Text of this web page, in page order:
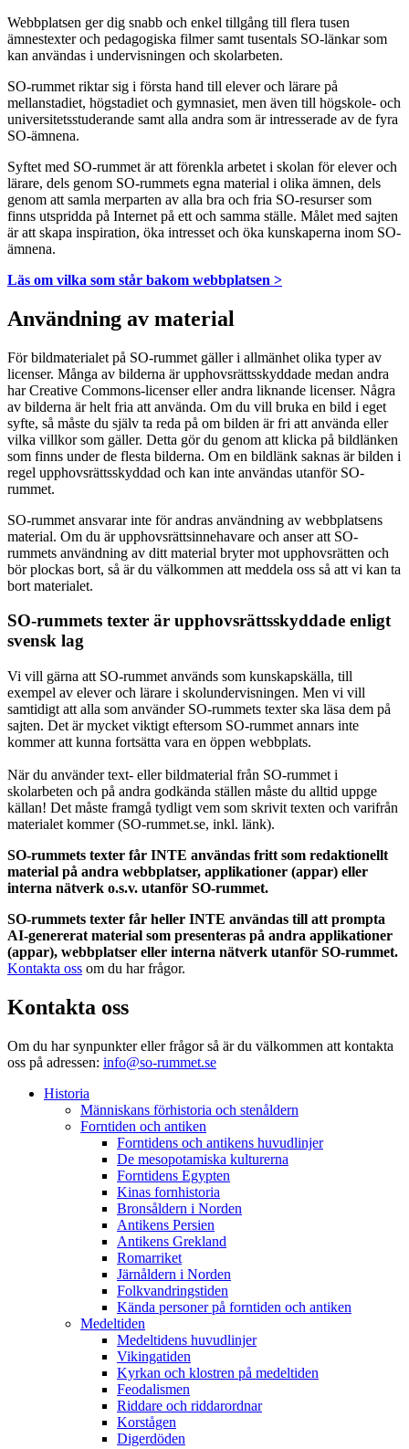
Webbplatsen ger dig snabb och enkel tillgång till flera tusen
ämnestexter och pedagogiska filmer samt tusentals SO-länkar som
kan användas i undervisningen och skolarbeten.
SO-rummet riktar sig i första hand till elever och lärare på
mellanstadiet, högstadiet och gymnasiet, men även till högskole- och
universitetsstuderande samt alla andra som är intresserade av de fyra
SO-ämnena.
Syftet med SO-rummet är att förenkla arbetet i skolan för elever och
lärare, dels genom SO-rummets egna material i olika ämnen, dels
genom att samla merparten av alla bra och fria SO-resurser som
finns utspridda på Internet på ett och samma ställe. Målet med sajten
är att skapa inspiration, öka intresset och öka kunskaperna inom SO-
ämnena.
Läs om vilka som står bakom webbplatsen >
Användning av material
För bildmaterialet på SO-rummet gäller i allmänhet olika typer av
licenser. Många av bilderna är upphovsrättsskyddade medan andra
har Creative Commons-licenser eller andra liknande licenser. Några
av bilderna är helt fria att använda. Om du vill bruka en bild i eget
syfte, så måste du själv ta reda på om bilden är fri att använda eller
vilka villkor som gäller. Detta gör du genom att klicka på bildlänken
som finns under de flesta bilderna. Om en bildlänk saknas är bilden i
regel upphovsrättsskyddad och kan inte användas utanför SO-
rummet.
SO-rummet ansvarar inte för andras användning av webbplatsens
material. Om du är upphovsrättsinnehavare och anser att SO-
rummets användning av ditt material bryter mot upphovsrätten och
bör plockas bort, så är du välkommen att meddela oss så att vi kan ta
bort materialet.
SO-rummets texter är upphovsrättsskyddade enligt
svensk lag
Vi vill gärna att SO-rummet används som kunskapskälla, till
exempel av elever och lärare i skolundervisningen. Men vi vill
samtidigt att alla som använder SO-rummets texter ska läsa dem på
sajten. Det är mycket viktigt eftersom SO-rummet annars inte
kommer att kunna fortsätta vara en öppen webbplats.
När du använder text- eller bildmaterial från SO-rummet i
skolarbeten och på andra godkända ställen måste du alltid uppge
källan! Det måste framgå tydligt vem som skrivit texten och varifrån
materialet kommer (SO-rummet.se, inkl. länk).
SO-rummets texter får INTE användas fritt som redaktionellt
material på andra webbplatser, applikationer (appar) eller
interna nätverk o.s.v. utanför SO-rummet.
SO-rummets texter får heller INTE användas till att prompta
AI-genererat material som presenteras på andra applikationer
(appar), webbplatser eller interna nätverk utanför SO-rummet.
Kontakta oss om du har frågor.
Kontakta oss
Om du har synpunkter eller frågor så är du välkommen att kontakta
oss på adressen: info@so-rummet.se
Historia
Människans förhistoria och stenåldern
Forntiden och antiken
Forntidens och antikens huvudlinjer
De mesopotamiska kulturerna
Forntidens Egypten
Kinas fornhistoria
Bronsåldern i Norden
Antikens Persien
Antikens Grekland
Romarriket
Järnåldern i Norden
Folkvandringstiden
Kända personer på forntiden och antiken
Medeltiden
Medeltidens huvudlinjer
Vikingatiden
Kyrkan och klostren på medeltiden
Feodalismen
Riddare och riddarordnar
Korstågen
Digerdöden